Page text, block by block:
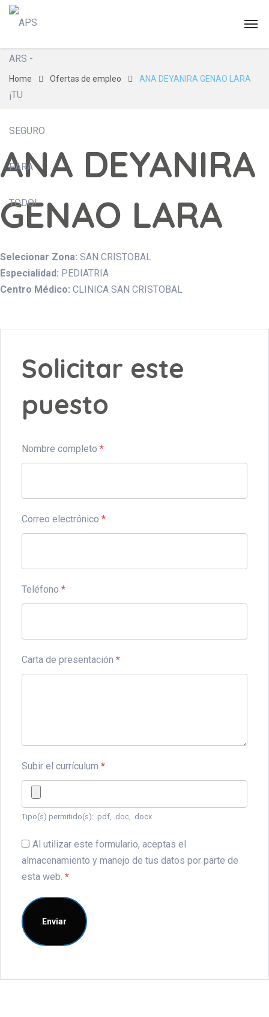
Home Ofertas de empleo ANA DEYANIRA GENAO LARA
ANA DEYANIRA
GENAO LARA
Selecionar Zona: SAN CRISTOBAL
Especialidad: PEDIATRIA
Centro Médico: CLINICA SAN CRISTOBAL
Solicitar este
puesto
Nombre completo *
Correo electrónico *
Teléfono *
Carta de presentación *
Subir el currículum *
Tipo(s) permitido(s): .pdf, .doc, .docx
Al utilizar este formulario, aceptas el
almacenamiento y manejo de tus datos por parte de
esta web. *